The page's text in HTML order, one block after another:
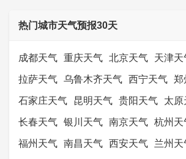
热门城市天气预报30天
成都天气 重庆天气 北京天气 天津天
拉萨天气 乌鲁木齐天气 西宁天气 郑
石家庄天气 昆明天气 贵阳天气 太原
长春天气 银川天气 南京天气 杭州天
福州天气 南昌天气 西安天气 兰州天